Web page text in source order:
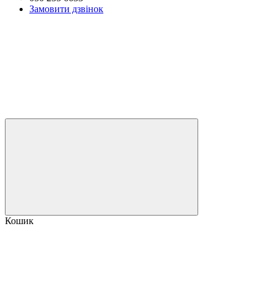
Замовити дзвінок
Кошик